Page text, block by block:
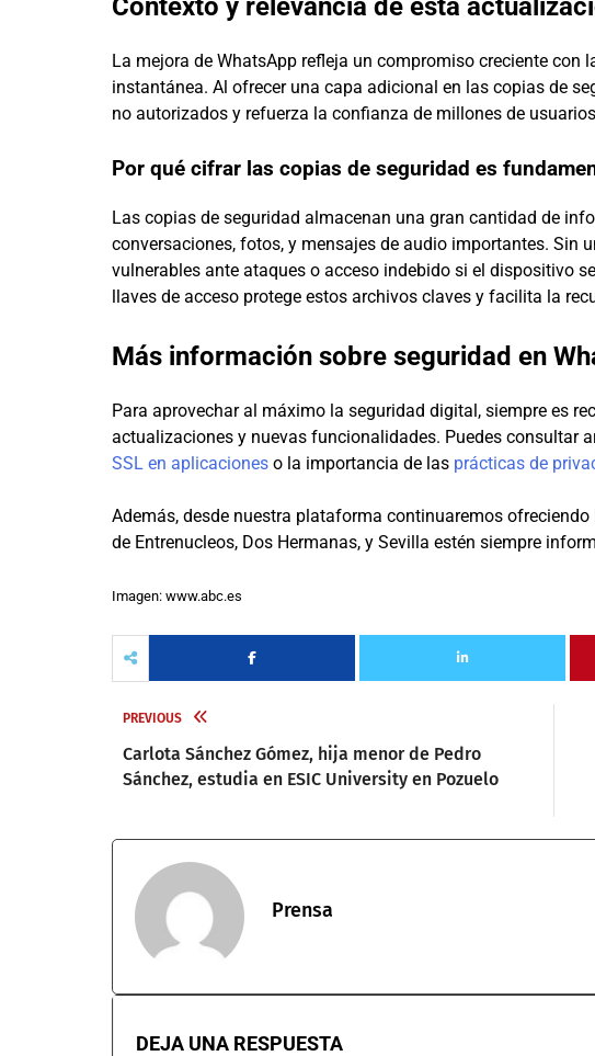
Contexto y relevancia de esta
La mejora de WhatsApp refleja un compromiso creciente con
instantánea. Al ofrecer una capa adicional en las copias de
no autorizados y refuerza la confianza de millones de
Por qué cifrar las copias de seguridad es
Las copias de seguridad almacenan una gran cantidad de
conversaciones, fotos, y mensajes de audio importantes. Sin
vulnerables ante ataques o acceso indebido si el dispositivo
llaves de acceso protege estos archivos claves y facilita la
Más información sobre seguridad en
Para aprovechar al máximo la seguridad digital, siempre es
actualizaciones y nuevas funcionalidades. Puedes consultar
SSL en aplicaciones o la importancia de las prácticas de
Además, desde nuestra plataforma continuaremos
de Entrenucleos, Dos Hermanas, y Sevilla estén siempre
Imagen: www.abc.es
PREVIOUS
Carlota Sánchez Gómez, hija menor de Pedro
Sánchez, estudia en ESIC University en Pozuelo
Prensa
DEJA UNA RESPUESTA